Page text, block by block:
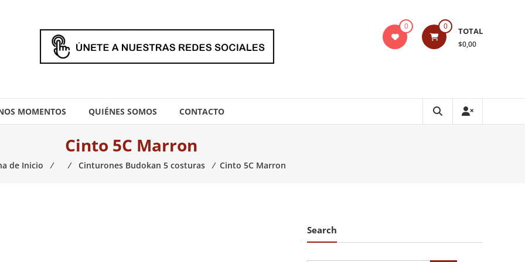
0 0 TOTAL
$0,00
MOMENTOS QUIÉNES SOMOS CONTACTO
Cinto 5C Marron
de Inicio ⁄ ⁄ Cinturones Budokan 5 costuras ⁄ Cinto 5C Marron
Search